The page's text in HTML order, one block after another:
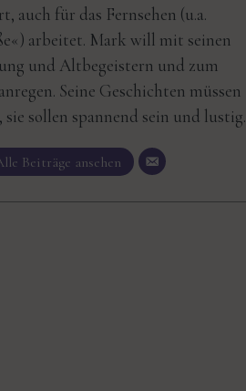
auch für das Fernsehen (u.a.
arbeitet. Mark will mit seinen
und Altbegeistern und zum
Seine Geschichten müssen
sollen spannend sein und lustig.
Beiträge ansehen